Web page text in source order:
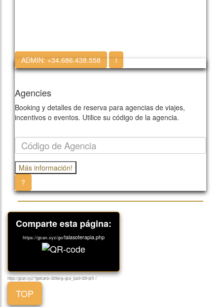
ADMIN:+34.686.438.558 i
Agencies
Booking y detalles de reserva para agencias de viajes,
incentivos o eventos. Utilice su código de la agencia.
?
Comparte esta página:
https://gcan.xyz/go/talasoterapia.php
https://gcan.xyz/?getcard=329&rg=gca_lpa3•329 qr5 √
TOP